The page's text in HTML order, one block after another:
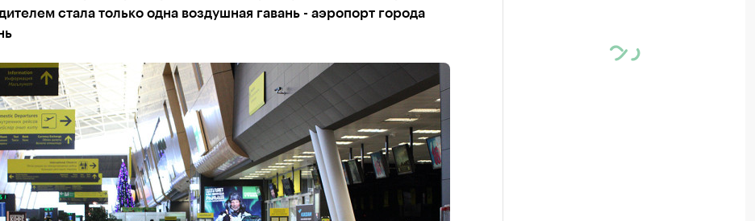
стала только одна воздушная гавань - аэропорт города